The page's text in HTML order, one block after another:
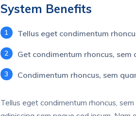
System Benefits
1 Tellus eget condimentum
2 Get condimentum rhoncus, sem
3 Condimentum rhoncus, sem
Tellus eget condimentum rhoncus,